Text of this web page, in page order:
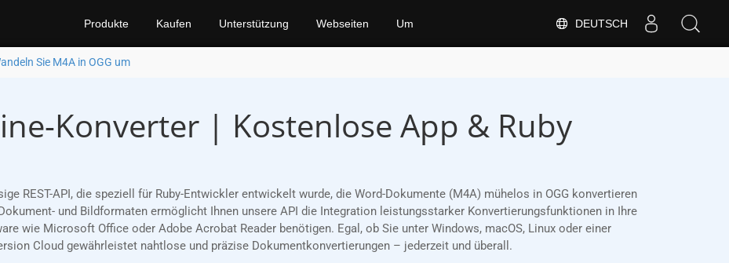
DEUTSCH
Produkte Kaufen Unterstützung Webseiten Um
Sie M4A in OGG um
Konverter | Kostenlose App & Ruby
REST-API, die speziell für Ruby-Entwickler entwickelt wurde, die Word-Dokumente (M4A) mühelos in OGG konvertieren
und Bildformaten ermöglicht Ihnen unsere API die Integration leistungsstarker Konvertierungsfunktionen in Ihre
wie Microsoft Office oder Adobe Acrobat Reader benötigen. Egal, ob Sie unter Windows, macOS, Linux oder einer
Cloud gewährleistet nahtlose und präzise Dokumentkonvertierungen – jederzeit und überall.